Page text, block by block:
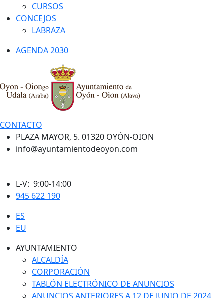
CURSOS
CONCEJOS
LABRAZA
AGENDA 2030
CONTACTO
PLAZA MAYOR, 5. 01320 OYÓN-OION
info@ayuntamientodeoyon.com
L-V: 9:00-14:00
945 622 190
ES
EU
AYUNTAMIENTO
ALCALDÍA
CORPORACIÓN
TABLÓN ELECTRÓNICO DE ANUNCIOS